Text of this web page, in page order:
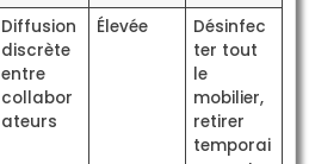
Diffusion
discrète
entre
collabor
ateurs
Élevée
Désinfec
ter tout
le
mobilier,
retirer
temporai